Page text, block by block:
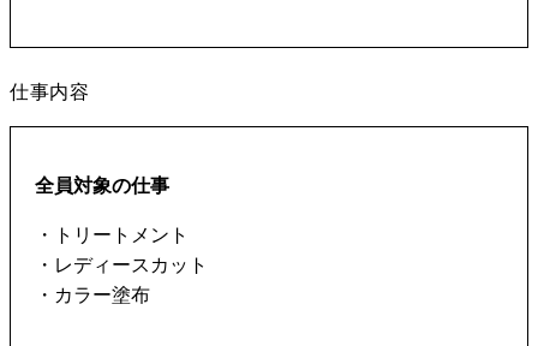
仕事内容
全員対象の仕事
・トリートメント
・レディースカット
・カラー塗布